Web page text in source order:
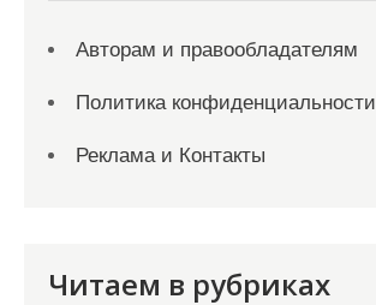
Авторам и правообладателям
Политика конфиденциальности
Реклама и Контакты
Читаем в рубриках